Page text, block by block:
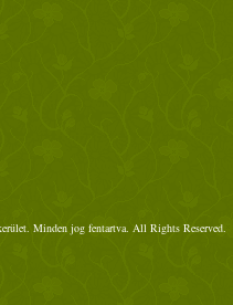
Minden jog fentartva. All Rights Reserved.